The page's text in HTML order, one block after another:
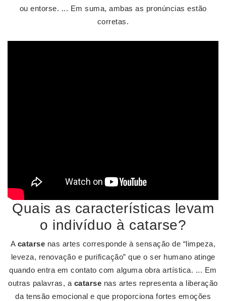
ou entorse. ... Em suma, ambas as pronúncias estão
corretas.
Quais as características levam
o indivíduo à catarse?
A catarse nas artes corresponde à sensação de “limpeza,
leveza, renovação e purificação” que o ser humano atinge
quando entra em contato com alguma obra artística. ... Em
outras palavras, a catarse nas artes representa a liberação
da tensão emocional e que proporciona fortes emoções